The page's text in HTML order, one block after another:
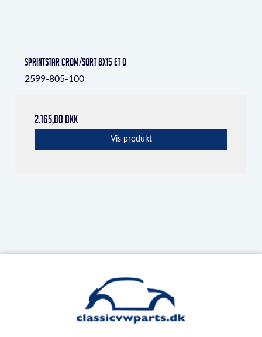
Sprintstar crom/sort 8x15 ET 0
2599-805-100
2.165,00 DKK
Vis produkt